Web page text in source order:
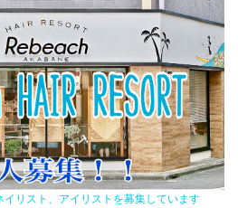
リスト、アイリストを募集しています